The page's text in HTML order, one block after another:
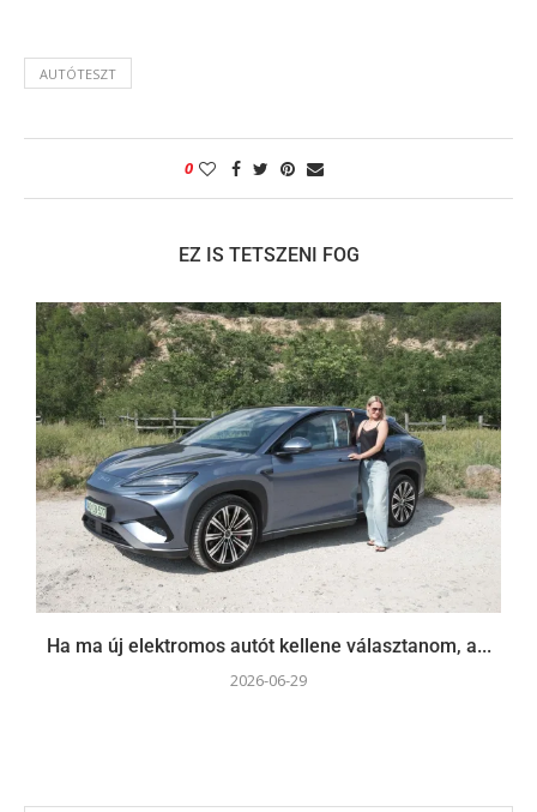
AUTÓTESZT
0
EZ IS TETSZENI FOG
Ha ma új elektromos autót kellene választanom, a...
2026-06-29